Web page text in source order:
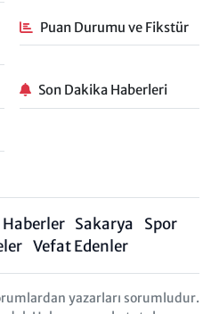
Puan Durumu ve Fikstür
Son Dakika Haberleri
Haberler Sakarya
Spor
Vefat Edenler
yazarları sorumludur.